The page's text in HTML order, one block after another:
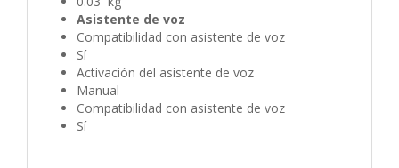
Asistente de voz
Compatibilidad con asistente de voz
Sí
Activación del asistente de voz
Manual
Compatibilidad con asistente de voz
Sí